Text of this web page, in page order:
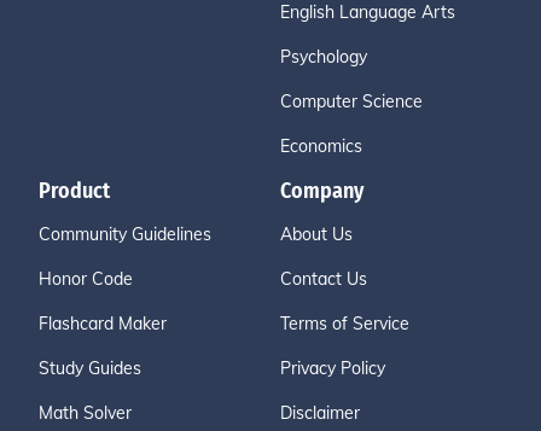
English Language Arts
Psychology
Computer Science
Economics
Product
Community Guidelines
Honor Code
Flashcard Maker
Study Guides
Math Solver
Company
About Us
Contact Us
Terms of Service
Privacy Policy
Disclaimer